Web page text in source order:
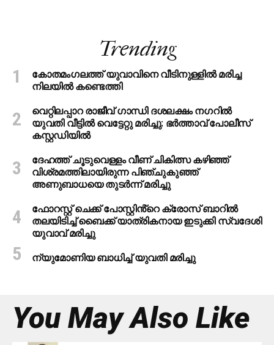
Trending
കോതമംഗലത്ത് യുവാവിനെ വീടിനുള്ളിൽ മരിച്ച
നിലയിൽ കണ്ടെത്തി
വെറ്റിലപ്പാറ രാജീവ് ഗാന്ധി ദശലക്ഷം നഗറിൽ
യുവതി വീട്ടിൽ വെട്ടേറ്റു മരിച്ചു: ഭർത്താവ് പോലീസ്
കസ്റ്റഡിയിൽ
ദേഹത്ത് ചൂടുവെള്ളം വീണ് ചികിത്സ കഴിഞ്ഞ്
വിശ്രമത്തിലായിരുന്ന പിഞ്ചുകുഞ്ഞ്
അണുബാധയെ തുടര്‍ന്ന് മരിച്ചു
ഫോറസ്റ്റ് ചെക്ക് പോസ്റ്റിൻ്റെ ക്രോസ് ബാറില്‍
തലയിടിച്ച് ബൈക്ക് യാത്രികനായ ഇടുക്കി സ്വദേശി
യുവാവ് മരിച്ചു
ന്യുമോണിയ ബാധിച്ച് യുവതി മരിച്ചു
You May Also Like